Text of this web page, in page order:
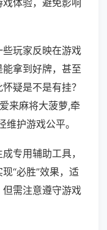
体验，避免影响
玩家反映在游戏
拿到好牌，甚至
疑是不是有挂？
来麻将大菠萝,牵
护游戏公平。
专用辅助工具，
“必胜”效果，适
需注意遵守游戏